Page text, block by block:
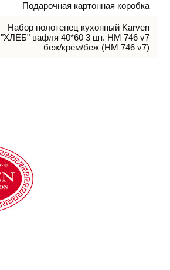
Подарочная картонная коробка
Набор полотенец кухонный Karven
"ХЛЕБ" вафля 40*60 3 шт. НМ 746 v7
беж/крем/беж (HM 746 v7)